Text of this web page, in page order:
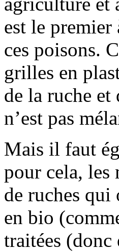
est le premier
ces poisons.
grilles en
de la ruche
n’est pas
Mais il faut
pour cela,
de ruches qui
en bio
traitées (donc